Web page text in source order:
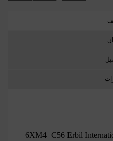
6XM4+C56 Erbil